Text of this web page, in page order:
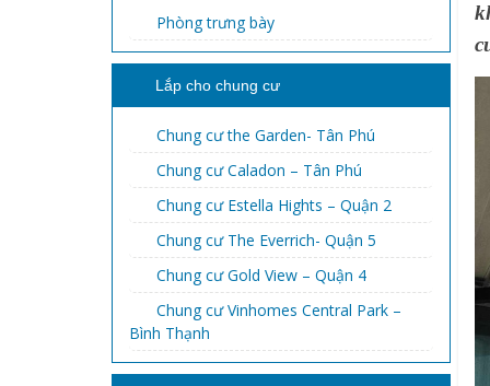
Phòng trưng bày
Lắp cho chung cư
Chung cư the Garden- Tân Phú
Chung cư Caladon – Tân Phú
Chung cư Estella Hights – Quận 2
Chung cư The Everrich- Quận 5
Chung cư Gold View – Quận 4
Chung cư Vinhomes Central Park –
Bình Thạnh